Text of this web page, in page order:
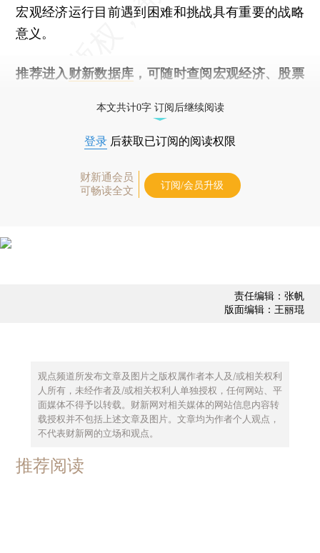
宏观经济运行目前遇到困难和挑战具有重要的战略
意义。
推荐进入 财新数据库 ，可随时查阅宏观经济、股票
本文共计0字 订阅后继续阅读
登录 后获取已订阅的阅读权限
财新通会员
可畅读全文
订阅/会员升级
责任编辑：张帆
版面编辑：王丽琨
观点频道所发布文章及图片之版权属作者本人及/或相关权利
人所有，未经作者及/或相关权利人单独授权，任何网站、平
面媒体不得予以转载。财新网对相关媒体的网站信息内容转
载授权并不包括上述文章及图片。文章均为作者个人观点，
不代表财新网的立场和观点。
推荐阅读